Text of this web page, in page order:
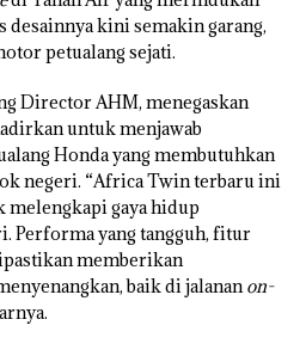
kini semakin garang,
petualang sejati.
Director AHM, menegaskan
untuk menjawab
Honda yang membutuhkan
negeri. “Africa Twin terbaru ini
melengkapi gaya hidup
Performa yang tangguh, fitur
memberikan
baik di jalananon-